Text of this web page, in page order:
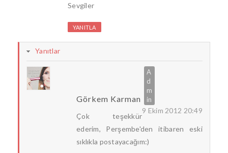
Sevgiler
YANITLA
Yanıtlar
Görkem Karman
9 Ekim 2012 20:49
Çok teşekkür
ederim, Perşembe'den itibaren eski
sıklıkla postayacağım:)